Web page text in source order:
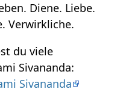
Diene. Liebe.
Verwirkliche.
du viele
Sivananda:
Sivananda